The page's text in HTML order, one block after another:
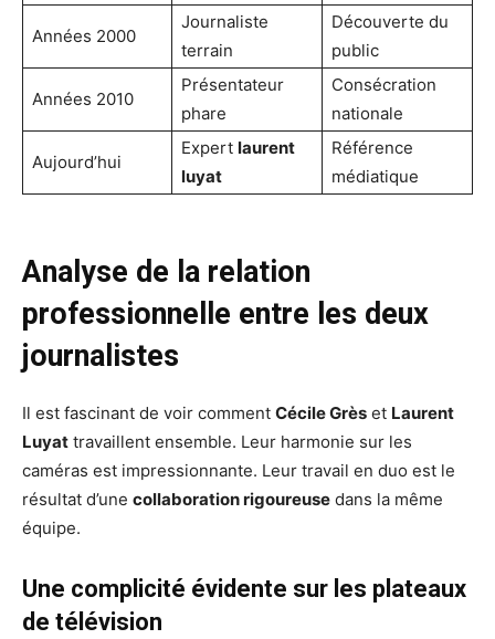
Années 2000
Journaliste
terrain
Découverte du
public
Années 2010
Présentateur
phare
Consécration
nationale
Aujourd’hui
Expert laurent
luyat
Référence
médiatique
Analyse de la relation
professionnelle entre les deux
journalistes
Il est fascinant de voir comment Cécile Grès et Laurent
Luyat travaillent ensemble. Leur harmonie sur les
caméras est impressionnante. Leur travail en duo est le
résultat d’une collaboration rigoureuse dans la même
équipe.
Une complicité évidente sur les plateaux
de télévision